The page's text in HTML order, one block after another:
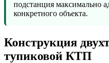
подстанция максимально
конкретного объекта.
Конструкция
тупиковой КТП